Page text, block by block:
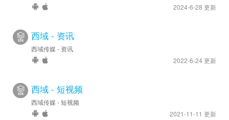
2024-6-28 更新
西域 - 资讯
西域传媒 - 资讯
2022-6-24 更新
西域 - 短视频
西域传媒 - 短视频
2021-11-11 更新